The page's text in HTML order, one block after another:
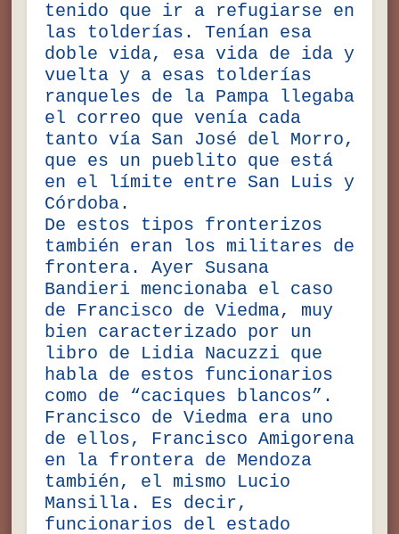
tenido que ir a refugiarse en
las tolderías. Tenían esa
doble vida, esa vida de ida y
vuelta y a esas tolderías
ranqueles de la Pampa llegaba
el correo que venía cada
tanto vía San José del Morro,
que es un pueblito que está
en el límite entre San Luis y
Córdoba.
De estos tipos fronterizos
también eran los militares de
frontera. Ayer Susana
Bandieri mencionaba el caso
de Francisco de Viedma, muy
bien caracterizado por un
libro de Lidia Nacuzzi que
habla de estos funcionarios
como de “caciques blancos”.
Francisco de Viedma era uno
de ellos, Francisco Amigorena
en la frontera de Mendoza
también, el mismo Lucio
Mansilla. Es decir,
funcionarios del estado